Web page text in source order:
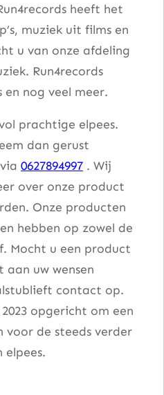
heeft het
muziek uit films en
u van onze afdeling
Run4records
en nog veel meer.
prachtige elpees.
dan gerust
0627894997 . Wij
over onze product
Onze producten
hebben op zowel de
Mocht u een product
uw wensen
contact op.
opgericht om een
de steeds verder
elpees.